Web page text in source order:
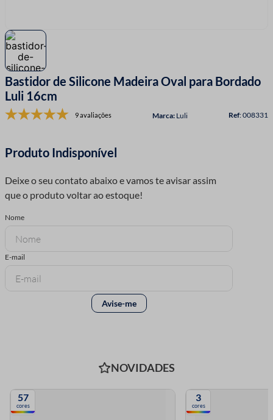
Bastidor de Silicone Madeira Oval para Bordado
Luli 16cm
9 avaliações Luli :008331
NOVIDADES
57
cores
3
cores